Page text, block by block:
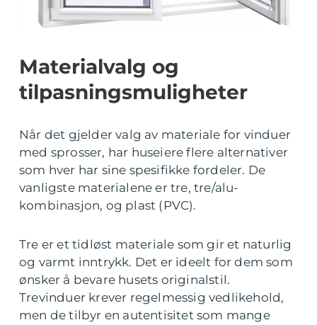
Materialvalg og
tilpasningsmuligheter
Når det gjelder valg av materiale for vinduer
med sprosser, har huseiere flere alternativer
som hver har sine spesifikke fordeler. De
vanligste materialene er tre, tre/alu-
kombinasjon, og plast (PVC).
Tre er et tidløst materiale som gir et naturlig
og varmt inntrykk. Det er ideelt for dem som
ønsker å bevare husets originalstil.
Trevinduer krever regelmessig vedlikehold,
men de tilbyr en autentisitet som mange